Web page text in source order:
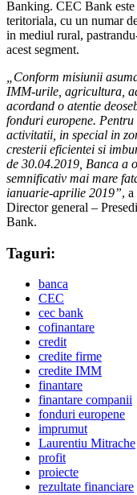
Banking. CEC Bank este
teritoriala, cu un numar
in mediul rural,
acest segment.
„Conform misiunii
IMM-urile, agricultura,
acordand o atentie
fonduri europene.
activitatii, in special in
cresterii eficientei si
de 30.04.2019, Banca a
semnificativ mai mare
ianuarie-aprilie 2019”,
Director general –
Bank.
Taguri:
banca
CEC
cec bank
cofinantare
credit
credite firme
credite IMM
finantare
finantare companii
fonduri europene
imprumut
Laurentiu Mitrache
profit
proiecte
rezultate financiare